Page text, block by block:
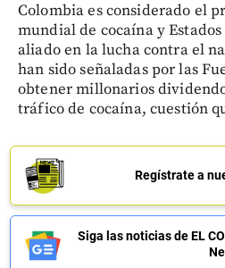
Colombia es considerado el
mundial de cocaína y
aliado en la lucha contra el
han sido señaladas por las
obtener millonarios
tráfico de cocaína, cuestión
Regístrate a
Siga las noticias de EL